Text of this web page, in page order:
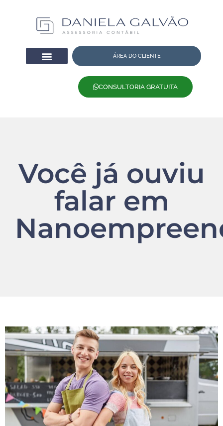
ÁREA DO CLIENTE
CONSULTORIA GRATUITA
Você já ouviu
falar em